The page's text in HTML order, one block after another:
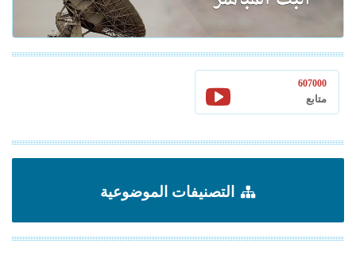
607000
متابع
التصنيفات الموضوعية